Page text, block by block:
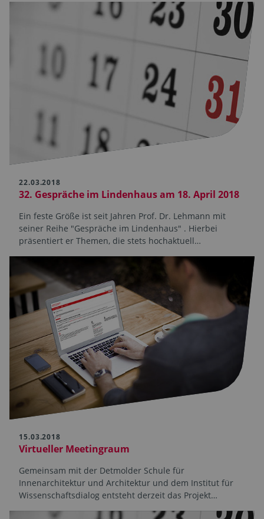
22.03.2018
32. Gespräche im Lindenhaus am 18. April 2018
Ein feste Größe ist seit Jahren Prof. Dr. Lehmann mit
seiner Reihe "Gespräche im Lindenhaus" . Hierbei
präsentiert er Themen, die stets hochaktuell…
15.03.2018
Virtueller Meetingraum
Gemeinsam mit der Detmolder Schule für
Innenarchitektur und Architektur und dem Institut für
Wissenschaftsdialog entsteht derzeit das Projekt…